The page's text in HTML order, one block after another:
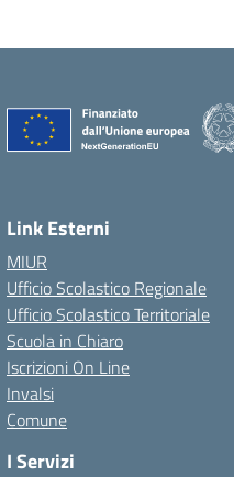
Link Esterni
MIUR
Ufficio Scolastico Regionale
Ufficio Scolastico Territoriale
Scuola in Chiaro
Iscrizioni On Line
Invalsi
Comune
I Servizi